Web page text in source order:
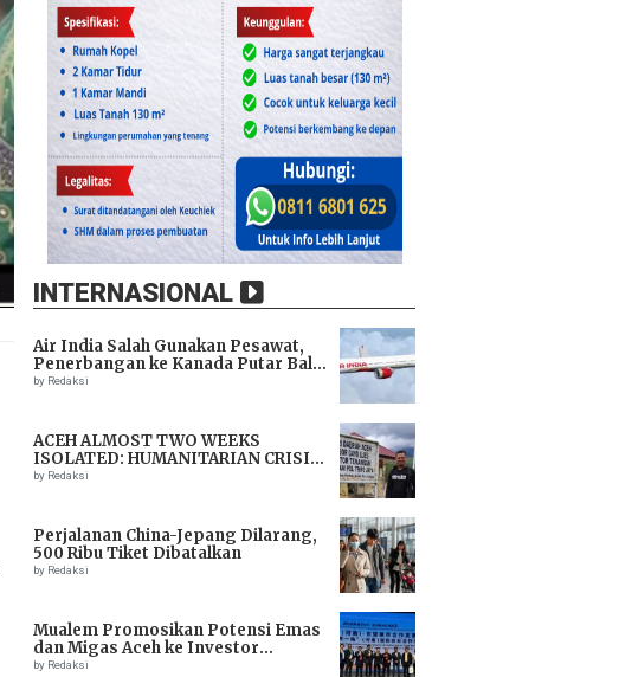
INTERNASIONAL
Air India Salah Gunakan Pesawat,
Penerbangan ke Kanada Putar Balik
Setelah 9 Jam di Udara
by Redaksi
ACEH ALMOST TWO WEEKS
ISOLATED: HUMANITARIAN CRISIS
THREATENS LIVES, IMMEDIATE
by Redaksi
Perjalanan China-Jepang Dilarang,
500 Ribu Tiket Dibatalkan
by Redaksi
Mualem Promosikan Potensi Emas
dan Migas Aceh ke Investor
Tiongkok
by Redaksi